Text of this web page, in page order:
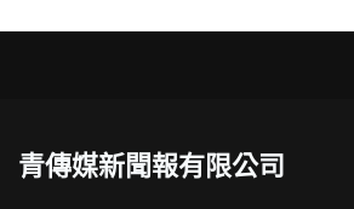
青傳媒新聞報有限公司